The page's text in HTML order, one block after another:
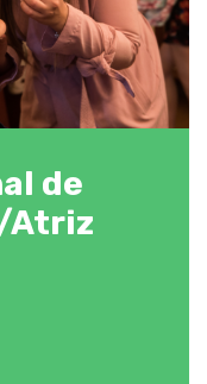
de
Atriz